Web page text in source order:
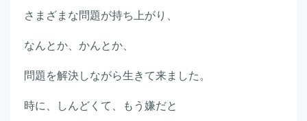
さまざまな問題が持ち上がり、
なんとか、かんとか、
問題を解決しながら生きて来ました。
時に、しんどくて、もう嫌だと